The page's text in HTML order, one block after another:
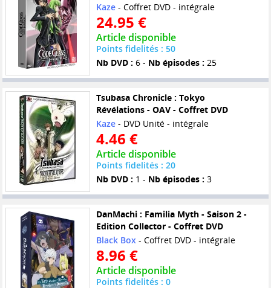
Kaze- Coffret DVD - intégrale
24.95 €
Article disponible
Points fidelités : 50
Nb DVD : 6 - Nb épisodes : 25
Tsubasa Chronicle : Tokyo
Révélations - OAV - Coffret DVD
Kaze- DVD Unité - intégrale
4.46 €
Article disponible
Points fidelités : 20
Nb DVD : 1 - Nb épisodes : 3
DanMachi : Familia Myth - Saison 2 -
Edition Collector - Coffret DVD
Black Box - Coffret DVD - intégrale
8.96 €
Article disponible
Points fidelités : 0